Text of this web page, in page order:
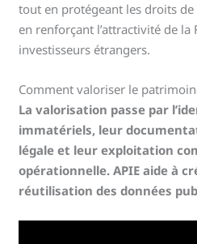
tout en protégeant les droits
en renforçant l’attractivité de la
investisseurs étrangers.
Comment valoriser le
La valorisation passe par
immatériels, leur
légale et leur exploitation
opérationnelle. APIE aide à
réutilisation des données